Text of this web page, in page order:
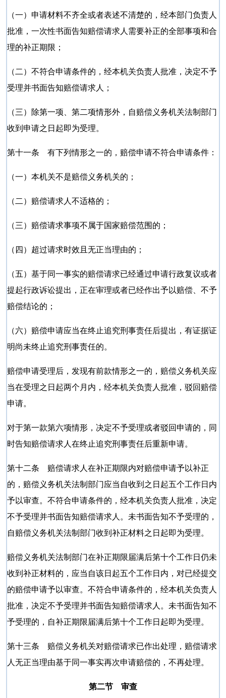
（一）申请材料不齐全或者表述不清楚的，经本部门负责人
批准，一次性书面告知赔偿请求人需要补正的全部事项和合
理的补正期限；
（二）不符合申请条件的，经本机关负责人批准，决定不予
受理并书面告知赔偿请求人；
（三）除第一项、第二项情形外，自赔偿义务机关法制部门
收到申请之日起即为受理。
第十一条 有下列情形之一的，赔偿申请不符合申请条件：
（一）本机关不是赔偿义务机关的；
（二）赔偿请求人不适格的；
（三）赔偿请求事项不属于国家赔偿范围的；
（四）超过请求时效且无正当理由的；
（五）基于同一事实的赔偿请求已经通过申请行政复议或者
提起行政诉讼提出，正在审理或者已经作出予以赔偿、不予
赔偿结论的；
（六）赔偿申请应当在终止追究刑事责任后提出，有证据证
明尚未终止追究刑事责任的。
赔偿申请受理后，发现有前款情形之一的，赔偿义务机关应
当在受理之日起两个月内，经本机关负责人批准，驳回赔偿
申请。
对于第一款第六项情形，决定不予受理或者驳回申请的，同
时告知赔偿请求人在终止追究刑事责任后重新申请。
第十二条 赔偿请求人在补正期限内对赔偿申请予以补正
的，赔偿义务机关法制部门应当自收到之日起五个工作日内
予以审查。不符合申请条件的，经本机关负责人批准，决定
不予受理并书面告知赔偿请求人。未书面告知不予受理的，
自赔偿义务机关法制部门收到补正材料之日起即为受理。
赔偿义务机关法制部门在补正期限届满后第十个工作日仍未
收到补正材料的，应当自该日起五个工作日内，对已经提交
的赔偿申请予以审查。不符合申请条件的，经本机关负责人
批准，决定不予受理并书面告知赔偿请求人。未书面告知不
予受理的，自补正期限届满后第十个工作日起即为受理。
第十三条 赔偿义务机关对赔偿请求已作出处理，赔偿请求
人无正当理由基于同一事实再次申请赔偿的，不再处理。
第二节 审查